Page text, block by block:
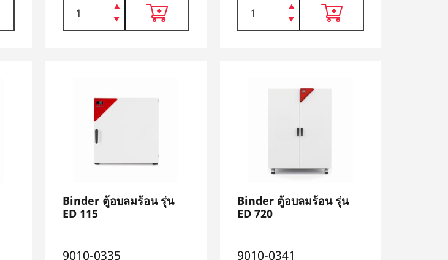
Binder ตู้อบลมร้อน รุ่น
ED 115
9010-0335
Binder ตู้อบลมร้อน รุ่น
ED 720
9010-0341